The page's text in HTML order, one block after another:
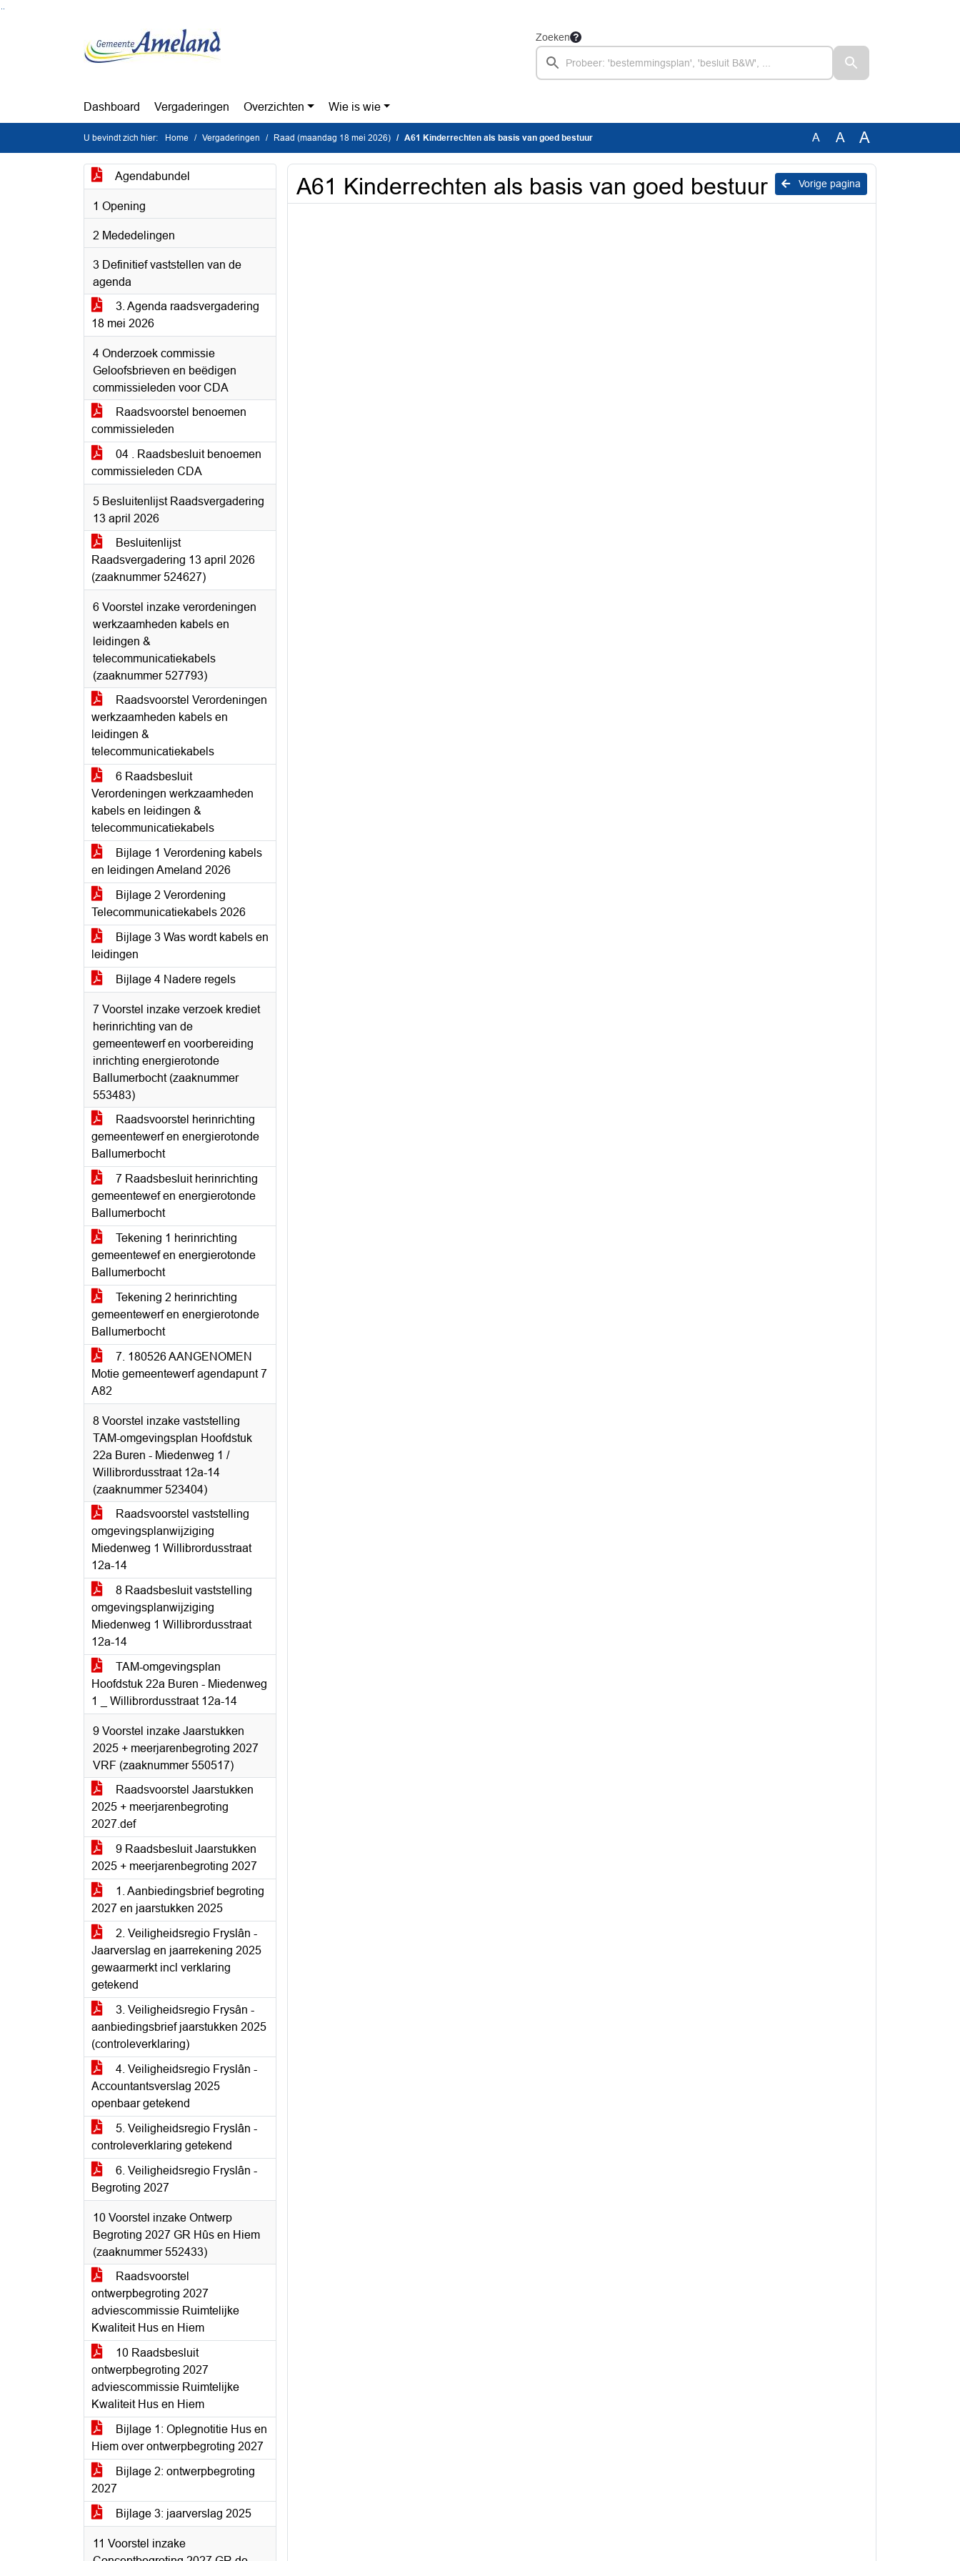
Zoeken
Dashboard Vergaderingen Overzichten Wie is wie
U bevindt zich hier: Home Vergaderingen Raad (maandag 18 mei 2026) A61 Kinderrechten als basis van goed bestuur A A A
Agendabundel
1 Opening
2 Mededelingen
3 Definitief vaststellen van de
agenda
3. Agenda raadsvergadering
18 mei 2026
4 Onderzoek commissie
Geloofsbrieven en beëdigen
commissieleden voor CDA
Raadsvoorstel benoemen
commissieleden
04 . Raadsbesluit benoemen
commissieleden CDA
5 Besluitenlijst Raadsvergadering
13 april 2026
Besluitenlijst
Raadsvergadering 13 april 2026
(zaaknummer 524627)
6 Voorstel inzake verordeningen
werkzaamheden kabels en
leidingen &
telecommunicatiekabels
(zaaknummer 527793)
Raadsvoorstel Verordeningen
werkzaamheden kabels en
leidingen &
telecommunicatiekabels
6 Raadsbesluit
Verordeningen werkzaamheden
kabels en leidingen &
telecommunicatiekabels
Bijlage 1 Verordening kabels
en leidingen Ameland 2026
Bijlage 2 Verordening
Telecommunicatiekabels 2026
Bijlage 3 Was wordt kabels en
leidingen
Bijlage 4 Nadere regels
7 Voorstel inzake verzoek krediet
herinrichting van de
gemeentewerf en voorbereiding
inrichting energierotonde
Ballumerbocht (zaaknummer
553483)
Raadsvoorstel herinrichting
gemeentewerf en energierotonde
Ballumerbocht
7 Raadsbesluit herinrichting
gemeentewef en energierotonde
Ballumerbocht
Tekening 1 herinrichting
gemeentewef en energierotonde
Ballumerbocht
Tekening 2 herinrichting
gemeentewerf en energierotonde
Ballumerbocht
7. 180526 AANGENOMEN
Motie gemeentewerf agendapunt 7
A82
8 Voorstel inzake vaststelling
TAM-omgevingsplan Hoofdstuk
22a Buren - Miedenweg 1 /
Willibrordusstraat 12a-14
(zaaknummer 523404)
Raadsvoorstel vaststelling
omgevingsplanwijziging
Miedenweg 1 Willibrordusstraat
12a-14
8 Raadsbesluit vaststelling
omgevingsplanwijziging
Miedenweg 1 Willibrordusstraat
12a-14
TAM-omgevingsplan
Hoofdstuk 22a Buren - Miedenweg
1 _ Willibrordusstraat 12a-14
9 Voorstel inzake Jaarstukken
2025 + meerjarenbegroting 2027
VRF (zaaknummer 550517)
Raadsvoorstel Jaarstukken
2025 + meerjarenbegroting
2027.def
9 Raadsbesluit Jaarstukken
2025 + meerjarenbegroting 2027
1. Aanbiedingsbrief begroting
2027 en jaarstukken 2025
2. Veiligheidsregio Fryslân -
Jaarverslag en jaarrekening 2025
gewaarmerkt incl verklaring
getekend
3. Veiligheidsregio Frysân -
aanbiedingsbrief jaarstukken 2025
(controleverklaring)
4. Veiligheidsregio Fryslân -
Accountantsverslag 2025
openbaar getekend
5. Veiligheidsregio Fryslân -
controleverklaring getekend
6. Veiligheidsregio Fryslân -
Begroting 2027
10 Voorstel inzake Ontwerp
Begroting 2027 GR Hûs en Hiem
(zaaknummer 552433)
Raadsvoorstel
ontwerpbegroting 2027
adviescommissie Ruimtelijke
Kwaliteit Hus en Hiem
10 Raadsbesluit
ontwerpbegroting 2027
adviescommissie Ruimtelijke
Kwaliteit Hus en Hiem
Bijlage 1: Oplegnotitie Hus en
Hiem over ontwerpbegroting 2027
Bijlage 2: ontwerpbegroting
2027
Bijlage 3: jaarverslag 2025
11 Voorstel inzake
Vorige pagina
A61 Kinderrechten als basis van goed bestuur